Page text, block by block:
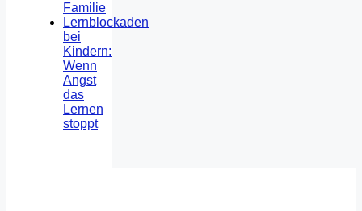
Familie
Lernblockaden
bei
Kindern:
Wenn
Angst
das
Lernen
stoppt